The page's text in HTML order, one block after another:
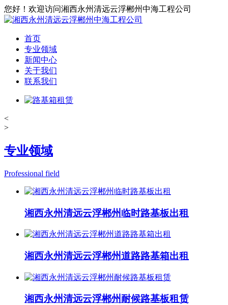
您好！欢迎访问湘西永州清远云浮郴州中海工程公司
首页
专业领域
新闻中心
关于我们
联系我们
<
>
专业领域
Professional field
湘西永州清远云浮郴州临时路基板出租
湘西永州清远云浮郴州道路路基箱出租
湘西永州清远云浮郴州耐候路基板租赁